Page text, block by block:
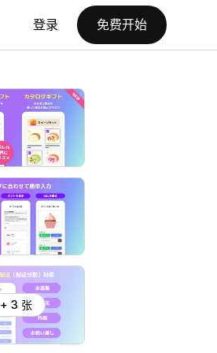
登录 免费开始
+ 3 张